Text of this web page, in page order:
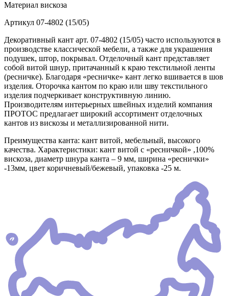
Материал вискоза
Артикул 07-4802 (15/05)
Декоративный кант арт. 07-4802 (15/05) часто используются в
производстве классической мебели, а также для украшения
подушек, штор, покрывал. Отделочный кант представляет
собой витой шнур, притачанный к краю текстильной ленты
(ресничке). Благодаря «ресничке» кант легко вшивается в шов
изделия. Оторочка кантом по краю или шву текстильного
изделия подчеркивает конструктивную линию.
Производителям интерьерных швейных изделий компания
ПРОТОС предлагает широкий ассортимент отделочных
кантов из вискозы и металлизированной нити.
Преимущества канта: кант витой, мебельный, высокого
качества. Характеристики: кант витой с «ресничкой» ,100%
вискоза, диаметр шнура канта – 9 мм, ширина «реснички»
-13мм, цвет коричневый/бежевый, упаковка -25 м.